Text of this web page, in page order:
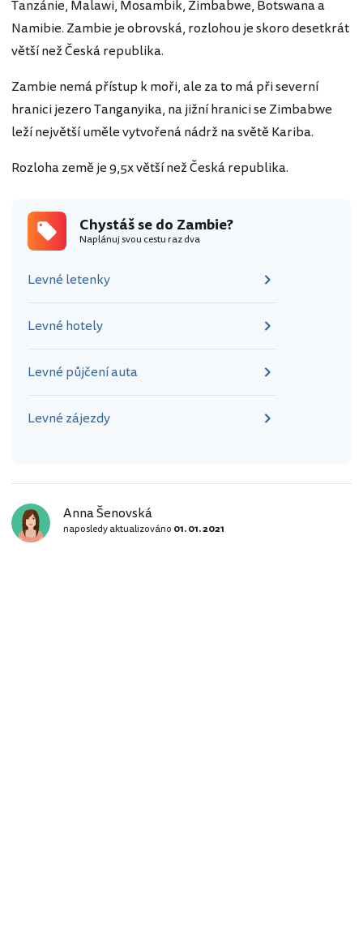
Tanzánie, Malawi, Mosambik, Zimbabwe, Botswana a
Namibie. Zambie je obrovská, rozlohou je skoro desetkrát
větší než Česká republika.
Zambie nemá přístup k moři, ale za to má při severní
hranici jezero Tanganyika, na jižní hranici se Zimbabwe
leží největší uměle vytvořená nádrž na světě Kariba.
Rozloha země je 9,5x větší než Česká republika.
Chystáš se do Zambie?
Naplánuj svou cestu raz dva
Levné letenky
Levné hotely
Levné půjčení auta
Levné zájezdy
Anna Šenovská
naposledy aktualizováno 01. 01. 2021